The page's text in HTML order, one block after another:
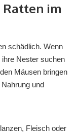
Ratten im
schädlich. Wenn
Nester suchen
Mäusen bringen
und
Fleisch oder